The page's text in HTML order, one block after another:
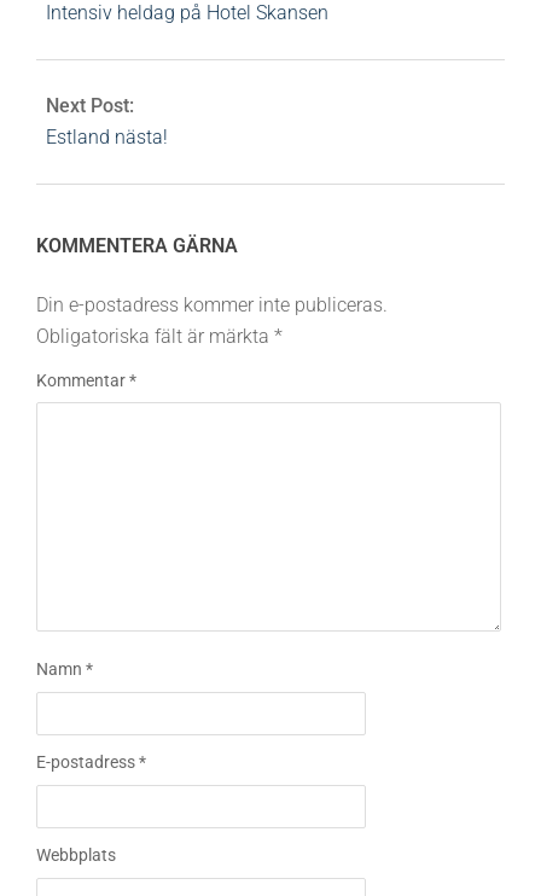
Intensiv heldag på Hotel Skansen
Next Post:
Estland nästa!
KOMMENTERA GÄRNA
Din e-postadress kommer inte publiceras.
Obligatoriska fält är märkta *
Kommentar*
Namn *
E-postadress*
Webbplats